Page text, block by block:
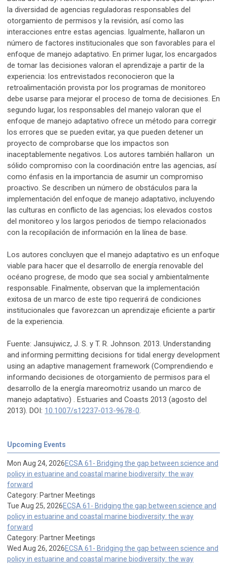
la diversidad de agencias reguladoras responsables del
otorgamiento de permisos y la revisión, así como las
interacciones entre estas agencias. Igualmente, hallaron un
número de factores institucionales que son favorables para el
enfoque de manejo adaptativo. En primer lugar, los encargados
de tomar las decisiones valoran el aprendizaje a partir de la
experiencia: los entrevistados reconocieron que la
retroalimentación provista por los programas de monitoreo
debe usarse para mejorar el proceso de toma de decisiones. En
segundo lugar, los responsables del manejo valoran que el
enfoque de manejo adaptativo ofrece un método para corregir
los errores que se pueden evitar, ya que pueden detener un
proyecto de comprobarse que los impactos son
inaceptablemente negativos. Los autores también hallaron un
sólido compromiso con la coordinación entre las agencias, así
como énfasis en la importancia de asumir un compromiso
proactivo. Se describen un número de obstáculos para la
implementación del enfoque de manejo adaptativo, incluyendo
las culturas en conflicto de las agencias; los elevados costos
del monitoreo y los largos periodos de tiempo relacionados
con la recopilación de información en la línea de base.
Los autores concluyen que el manejo adaptativo es un enfoque
viable para hacer que el desarrollo de energía renovable del
océano progrese, de modo que sea social y ambientalmente
responsable. Finalmente, observan que la implementación
exitosa de un marco de este tipo requerirá de condiciones
institucionales que favorezcan un aprendizaje eficiente a partir
de la experiencia.
Fuente: Jansujwicz, J. S. y T. R. Johnson. 2013. Understanding
and informing permitting decisions for tidal energy development
using an adaptive management framework (Comprendiendo e
informando decisiones de otorgamiento de permisos para el
desarrollo de la energía mareomotriz usando un marco de
manejo adaptativo) . Estuaries and Coasts 2013 (agosto del
2013). DOI: 10.1007/s12237-013-9678-0.
Upcoming Events
Mon Aug 24, 2026ECSA 61- Bridging the gap between science and
policy in estuarine and coastal marine biodiversity: the way
forward
Category: Partner Meetings
Tue Aug 25, 2026ECSA 61- Bridging the gap between science and
policy in estuarine and coastal marine biodiversity: the way
forward
Category: Partner Meetings
Wed Aug 26, 2026ECSA 61- Bridging the gap between science and
policy in estuarine and coastal marine biodiversity: the way